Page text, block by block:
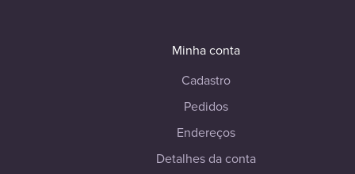
Minha conta
Cadastro
Pedidos
Endereços
Detalhes da conta